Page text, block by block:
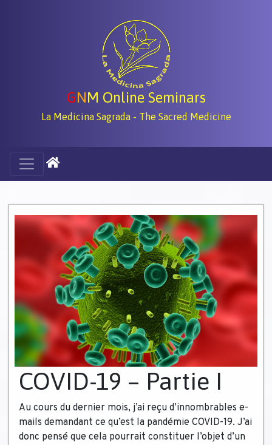
GNM Online Seminars
La Medicina Sagrada - The Sacred Medicine
COVID-19 – Partie I
Au cours du dernier mois, j’ai reçu d’innombrables e-
mails demandant ce qu’est la pandémie COVID-19. J’ai
donc pensé que cela pourrait constituer l’objet d’un